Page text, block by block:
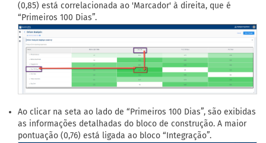
(0,85) está correlacionada ao 'Marcador' à direita, que é
“Primeiros 100 Dias”.
Ao clicar na seta ao lado de “Primeiros 100 Dias”, são exibidas
as informações detalhadas do bloco de construção. A maior
pontuação (0,76) está ligada ao bloco “Integração”.